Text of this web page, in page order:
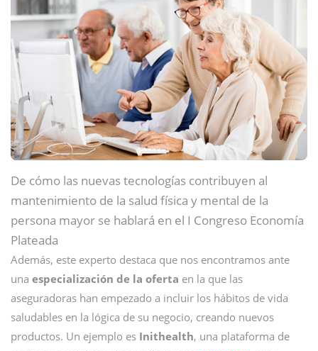
De cómo las nuevas tecnologías contribuyen al
mantenimiento de la salud física y mental de la
persona mayor se hablará en el I Congreso Economía
Plateada
Además, este experto destaca que nos encontramos ante
una especialización de la oferta en la que las
aseguradoras han empezado a incluir los hábitos de vida
saludables en la lógica de su negocio, creando nuevos
productos. Un ejemplo es Inithealth, una plataforma de